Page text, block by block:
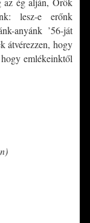
lesz-e erőnk
anyánk ’56-ját
átvérezzen, hogy
emlékeinktől